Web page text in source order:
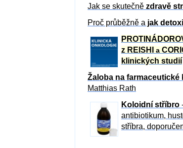
Jak se skutečně zdravě
Proč průběžně a jak
z REISHI a
klinických studií
Žaloba na farmaceutické
Matthias Rath
Koloidní stříbro
antibiotikum,
stříbra,